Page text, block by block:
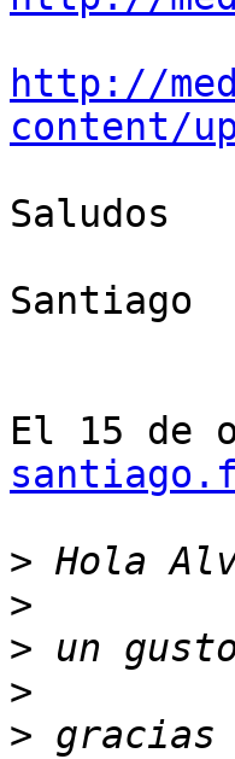
http://
content/
Saludos
Santiago
>
>
>
>
>